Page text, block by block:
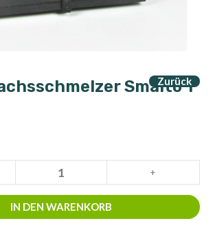
Zurück
Smalto 1
+
IN DEN WARENKORB